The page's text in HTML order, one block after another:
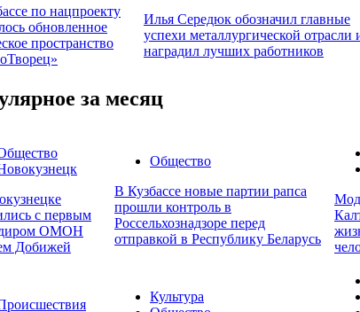
по нацпроекту
обновленное
пространство
Илья Середюк обозначил главные
успехи металлургической отрасли
наградил лучших работников
за месяц
с первым
ОМОН
Добижей
Общество
В Кузбассе новые партии рапса
прошли контроль в
Россельхознадзоре перед
отправкой в Республику Беларусь
Культура